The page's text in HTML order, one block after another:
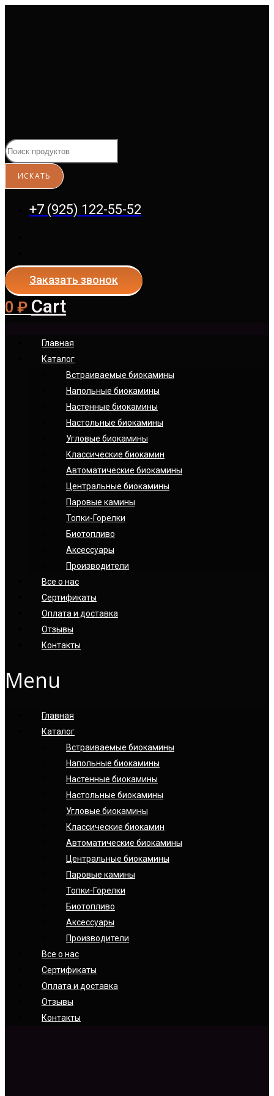
+7 (925) 122-55-52
Заказать звонок
0 ₽ Cart
Главная
Каталог
Встраиваемые биокамины
Напольные биокамины
Настенные биокамины
Настoльные биокамины
Угловые биокамины
Классические биокамин
Автоматические биокамины
Центральные биокамины
Паровые камины
Топки-Горелки
Биотопливо
Аксессуары
Производители
Все о нас
Сертификаты
Оплата и доставка
Отзывы
Контакты
Menu
Главная
Каталог
Встраиваемые биокамины
Напольные биокамины
Настенные биокамины
Настoльные биокамины
Угловые биокамины
Классические биокамин
Автоматические биокамины
Центральные биокамины
Паровые камины
Топки-Горелки
Биотопливо
Аксессуары
Производители
Все о нас
Сертификаты
Оплата и доставка
Отзывы
Контакты